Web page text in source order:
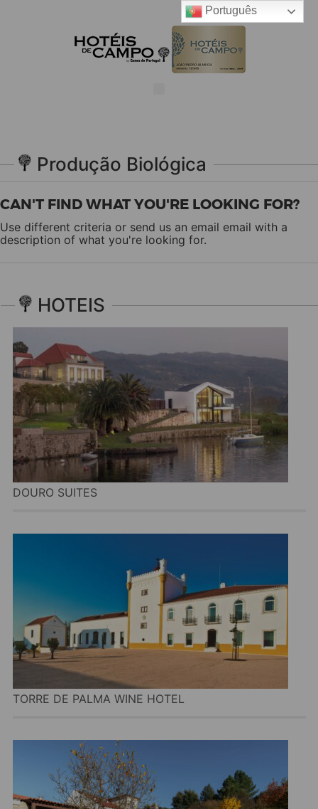
Produção Biológica
CAN'T FIND WHAT YOU'RE LOOKING FOR?
Use different criteria or send us an email email with a
description of what you're looking for.
HOTEIS
DOURO SUITES
TORRE DE PALMA WINE HOTEL
Português